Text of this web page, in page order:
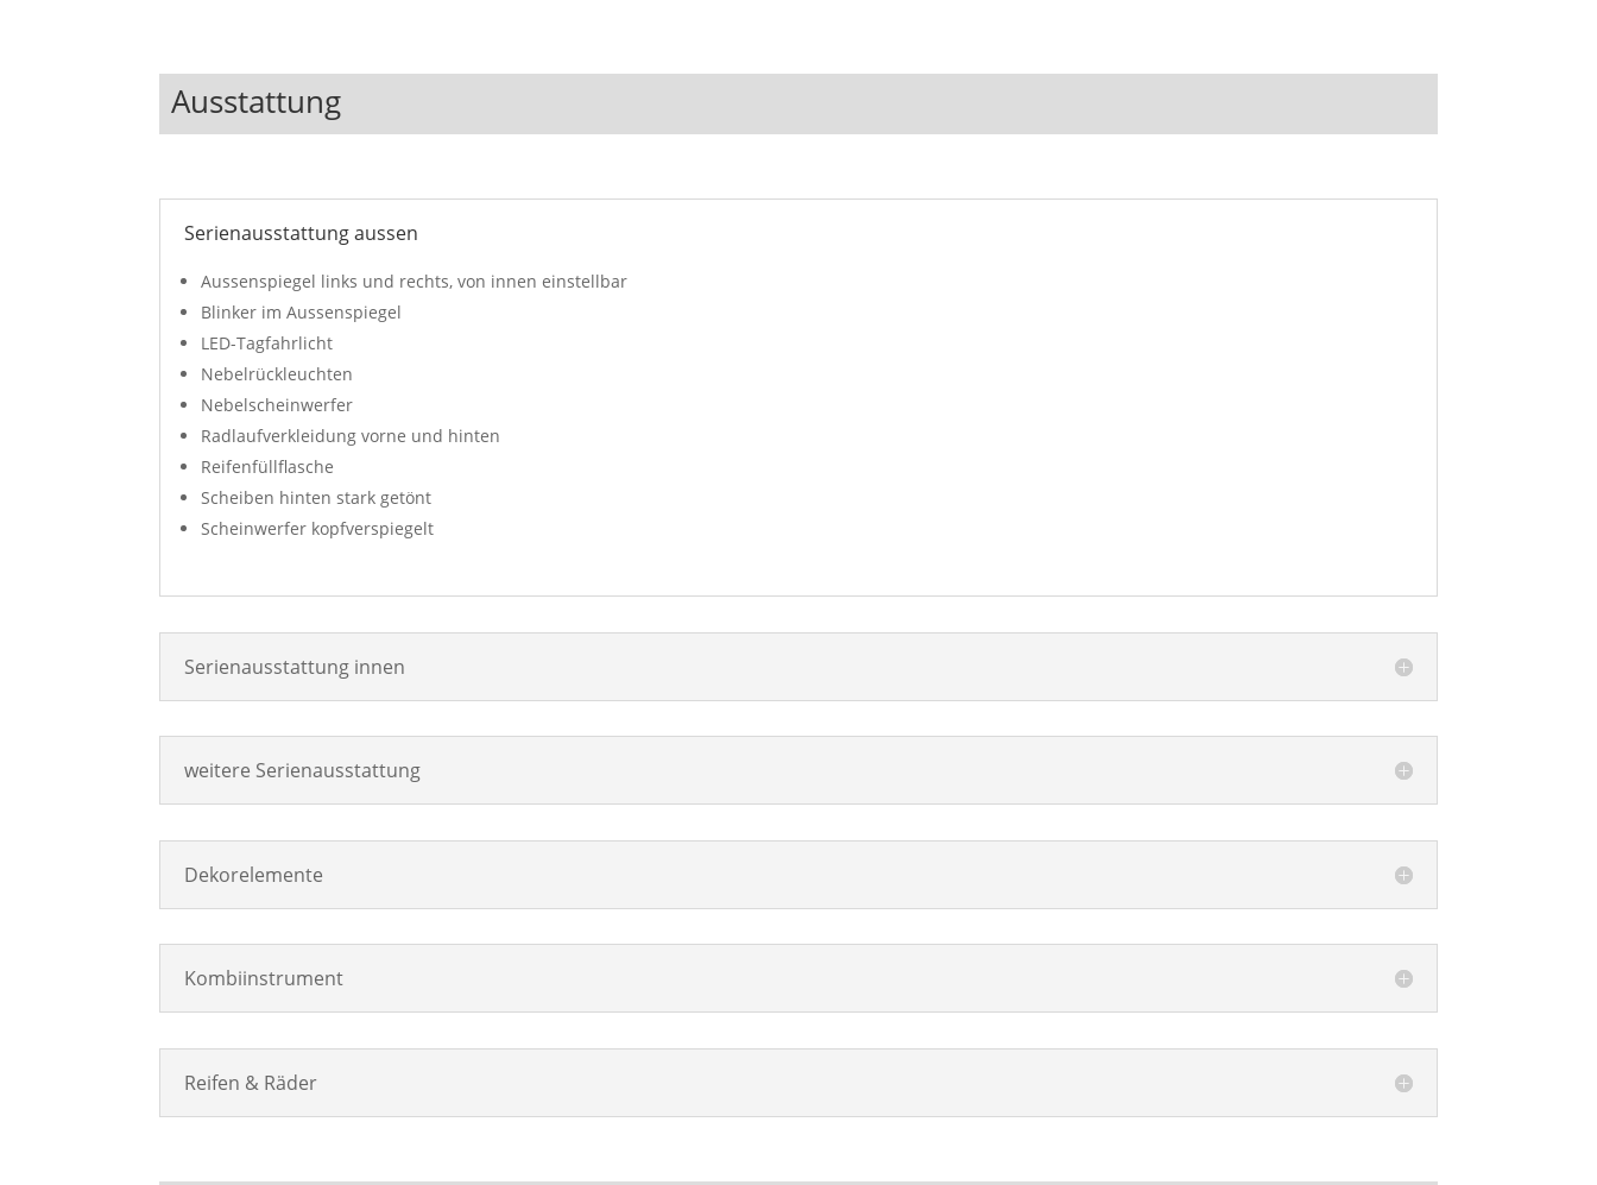
Ausstattung
Serienausstattung aussen
Aussenspiegel links und rechts, von innen einstellbar
Blinker im Aussenspiegel
LED-Tagfahrlicht
Nebelrückleuchten
Nebelscheinwerfer
Radlaufverkleidung vorne und hinten
Reifenfüllflasche
Scheiben hinten stark getönt
Scheinwerfer kopfverspiegelt
Serienausstattung innen
weitere Serienausstattung
Dekorelemente
Kombiinstrument
Reifen & Räder